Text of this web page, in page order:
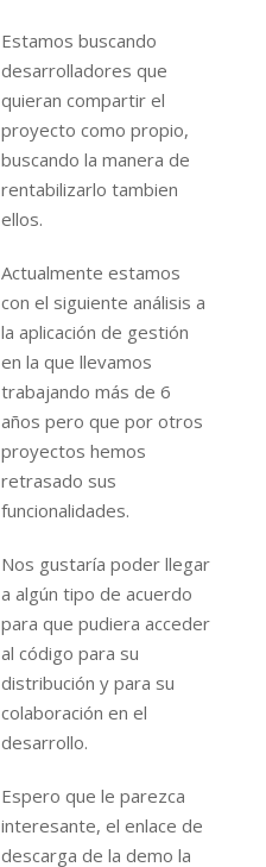
Estamos buscando
desarrolladores que
quieran compartir el
proyecto como propio,
buscando la manera de
rentabilizarlo tambien
ellos.
Actualmente estamos
con el siguiente análisis a
la aplicación de gestión
en la que llevamos
trabajando más de 6
años pero que por otros
proyectos hemos
retrasado sus
funcionalidades.
Nos gustaría poder llegar
a algún tipo de acuerdo
para que pudiera acceder
al código para su
distribución y para su
colaboración en el
desarrollo.
Espero que le parezca
interesante, el enlace de
descarga de la demo la